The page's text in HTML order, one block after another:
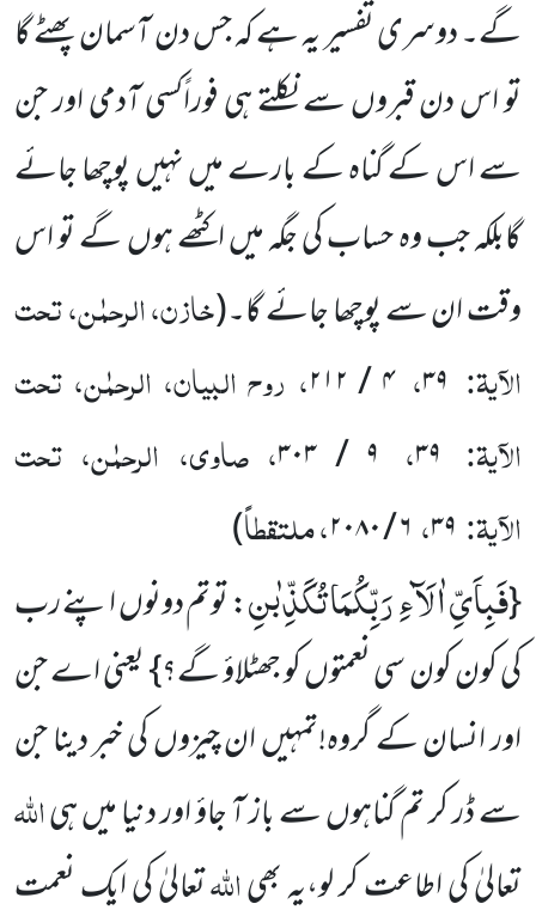
گے۔ دوسری تفسیر یہ ہے کہ جس دن آسمان پھٹے گا
تو اس دن قبروں سے نکلتے ہی فوراًکسی آدمی اور جن
سے اس کے گناہ کے بارے میں نہیں پوچھا جائے
گابلکہ جب وہ حساب کی جگہ میں اکٹھے ہوں گے تو اس
وقت ان سے پوچھا جائے گا۔(خازن، الرحمٰن، تحت
الآیۃ: ۳۹، ۴ / ۲۱۲
، روح البیان، الرحمٰن، تحت
الآیۃ: ۳۹، ۹ / ۳۰۳
، صاوی، الرحمٰن، تحت
الآیۃ: ۳۹، ۶ / ۲۰۸۰ ، ملتقطاً)
{فَبِاَیِّ اٰلَآءِ رَبِّكُمَا تُكَذِّبٰنِ: توتم دونوں اپنے رب
کی کون کون سی نعمتوں کو جھٹلاؤ گے؟} یعنی اے جن
اور انسان کے گروہ!تمہیں ان چیزوں کی خبر دینا جن
سے ڈر کر تم گناہوں سے باز آ جاؤ اور دنیا میں ہیاللہ
تعالیٰ کی اطاعت کر لو،یہ بھیاللہتعالیٰ کی ایک نعمت